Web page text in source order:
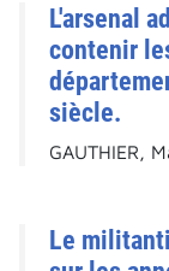
L'arsenal
contenir
siècle.
GAUTHIER,
Le